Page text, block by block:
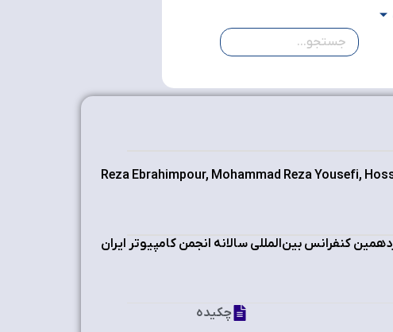
Reza Ebrahimpour, Mohammad Reza Yousefi,
کنفرانس بین‌المللی سالانه انجمن کامپیوتر ایران
چکیده